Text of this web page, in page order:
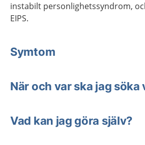
instabilt personlighetssyndrom,
EIPS.
Symtom
När och var ska jag söka
Vad kan jag göra själv?